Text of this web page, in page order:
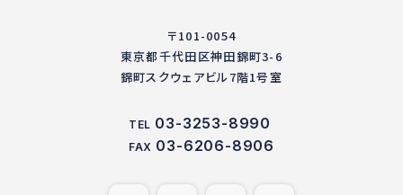
〒101-0054
東京都千代田区神田錦町3-6
錦町スクウェアビル7階1号室
TEL 03-3253-8990
FAX 03-6206-8906